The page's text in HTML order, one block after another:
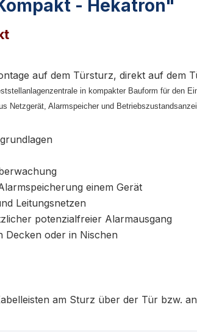
- Hekatron"
auf dem Türsturz, direkt auf dem
in kompakter Bauform für den
Netzgerät, Alarmspeicher und
einem Gerät
Leitungsnetzen
potenzialfreier Alarmausgang
Decken oder in Nischen
am Sturz über der Tür bzw.